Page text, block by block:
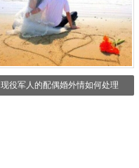
现役军人的配偶婚外情如何处理